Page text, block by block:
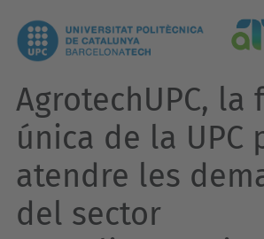
AgrotechUPC, la
única de la UPC
atendre les
del sector